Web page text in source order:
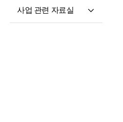
세종학당 문화인턴
사업 관련 자료실